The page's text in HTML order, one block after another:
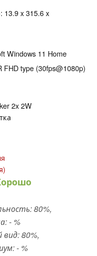
x 315.6 x
Windows 11 Home
type (30fps@1080p)
2x 2W
80%,
- %
80%,
- %